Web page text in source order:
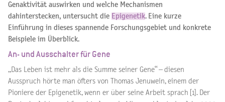
Genaktivität auswirken und welche Mechanismen
dahinterstecken, untersucht die Epigenetik. Eine kurze
Einführung in dieses spannende Forschungsgebiet und konkrete
Beispiele im Überblick.
An- und Ausschalter für Gene
„Das Leben ist mehr als die Summe seiner Gene“ – diesen
Ausspruch hörte man öfters von Thomas Jenuwein, einem der
Pioniere der Epigenetik, wenn er über seine Arbeit sprach [1]. Der